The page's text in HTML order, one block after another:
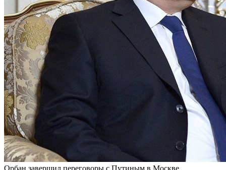
Орбан завершил переговоры с Путиным в Москве